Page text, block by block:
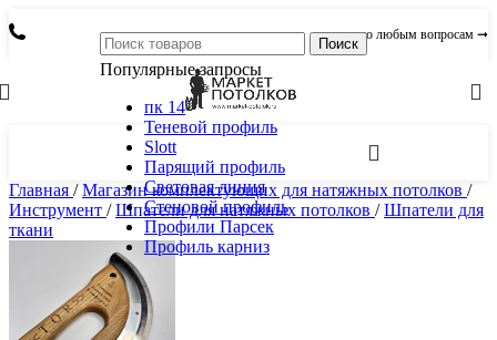
по любым вопросам ➞
Поиск
Популярные запросы
пк 14
Теневой профиль
Slott
Парящий профиль
Световая линия
Стеновой профиль
Профили Парсек
Профиль карниз
Главная / Магазин комплектующих для натяжных потолков /
Инструмент / Шпатели для натяжных потолков / Шпатели для
ткани